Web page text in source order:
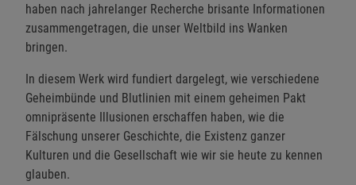
haben nach jahrelanger Recherche brisante Informationen
zusammengetragen, die unser Weltbild ins Wanken
bringen.
In diesem Werk wird fundiert dargelegt, wie verschiedene
Geheimbünde und Blutlinien mit einem geheimen Pakt
omnipräsente Illusionen erschaffen haben, wie die
Fälschung unserer Geschichte, die Existenz ganzer
Kulturen und die Gesellschaft wie wir sie heute zu kennen
glauben.